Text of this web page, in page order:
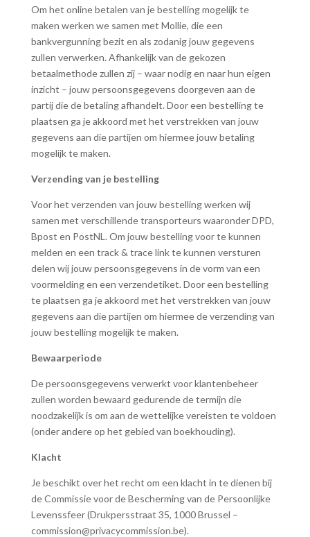
Om het online betalen van je bestelling mogelijk te
maken werken we samen met Mollie, die een
bankvergunning bezit en als zodanig jouw gegevens
zullen verwerken. Afhankelijk van de gekozen
betaalmethode zullen zij – waar nodig en naar hun eigen
inzicht – jouw persoonsgegevens doorgeven aan de
partij die de betaling afhandelt. Door een bestelling te
plaatsen ga je akkoord met het verstrekken van jouw
gegevens aan die partijen om hiermee jouw betaling
mogelijk te maken.
Verzending van je bestelling
Voor het verzenden van jouw bestelling werken wij
samen met verschillende transporteurs waaronder DPD,
Bpost en PostNL. Om jouw bestelling voor te kunnen
melden en een track & trace link te kunnen versturen
delen wij jouw persoonsgegevens in de vorm van een
voormelding en een verzendetiket. Door een bestelling
te plaatsen ga je akkoord met het verstrekken van jouw
gegevens aan die partijen om hiermee de verzending van
jouw bestelling mogelijk te maken.
Bewaarperiode
De persoonsgegevens verwerkt voor klantenbeheer
zullen worden bewaard gedurende de termijn die
noodzakelijk is om aan de wettelijke vereisten te voldoen
(onder andere op het gebied van boekhouding).
Klacht
Je beschikt over het recht om een klacht in te dienen bij
de Commissie voor de Bescherming van de Persoonlijke
Levenssfeer (Drukpersstraat 35, 1000 Brussel –
commission@privacycommission.be).